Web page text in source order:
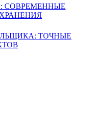
СОВРЕМЕННЫЕ
ТОЧНЫЕ